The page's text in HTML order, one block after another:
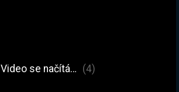
Video se načítá… (4)